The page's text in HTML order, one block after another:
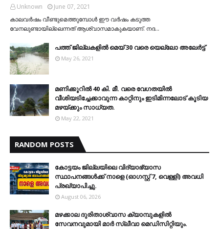
Unknown
June 07, 2021
കാലവര്‍ഷം വീണ്ടുമെത്തുമ്പോള്‍ ഈ വര്‍ഷം കടുത്ത
വേനലുണ്ടായില്ലെന്നത് ആശ്വാസമാകുകയാണ്. നദ…
പത്ത് ജില്ലകളില്‍ മെയ് 30 വരെ യെല്ലോ അലേര്‍ട്ട്
May 26, 2021
മണിക്കൂറിൽ 40 കി. മീ. വരെ വേഗതയിൽ
വീശിയടിച്ചേക്കാവുന്ന കാറ്റിനും ഇടിമിന്നലോട് കൂടിയ
മഴയ്ക്കും സാധ്യത.
May 22, 2021
RANDOM POSTS
കോട്ടയം ജില്ലയിലെ വിദ്യാഭ്യാസ
സ്ഥാപനങ്ങള്‍ക്ക് നാളെ (ഓഗസ്റ്റ് 7, വെള്ളി) അവധി
പ്രഖ്യാപിച്ചു.
August 06, 2026
മഴക്കാല ദുരിതാശ്വാസ ക്യാമ്പുകളിൽ
സേവനവുമായി മാർ സ്ലീവാ മെഡിസിറ്റിയും.